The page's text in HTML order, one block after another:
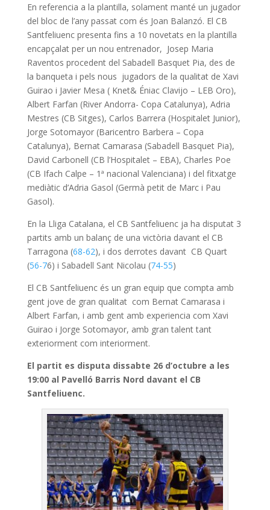
En referencia a la plantilla, solament manté un jugador
del bloc de l’any passat com és Joan Balanzó. El CB
Santfeliuenc presenta fins a 10 novetats en la plantilla
encapçalat per un nou entrenador, Josep Maria
Raventos procedent del Sabadell Basquet Pia, des de
la banqueta i pels nous jugadors de la qualitat de Xavi
Guirao i Javier Mesa ( Knet& Éniac Clavijo – LEB Oro),
Albert Farfan (River Andorra- Copa Catalunya), Adria
Mestres (CB Sitges), Carlos Barrera (Hospitalet Junior),
Jorge Sotomayor (Baricentro Barbera – Copa
Catalunya), Bernat Camarasa (Sabadell Basquet Pia),
David Carbonell (CB l’Hospitalet – EBA), Charles Poe
(CB Ifach Calpe – 1ª nacional Valenciana) i del fitxatge
mediàtic d’Adria Gasol (Germà petit de Marc i Pau
Gasol).
En la Lliga Catalana, el CB Santfeliuenc ja ha disputat 3
partits amb un balanç de una victòria davant el CB
Tarragona (68-62), i dos derrotes davant CB Quart
(56-76) i Sabadell Sant Nicolau (74-55)
El CB Santfeliuenc és un gran equip que compta amb
gent jove de gran qualitat com Bernat Camarasa i
Albert Farfan, i amb gent amb experiencia com Xavi
Guirao i Jorge Sotomayor, amb gran talent tant
exteriorment com interiorment.
El partit es disputa dissabte 26 d’octubre a les
19:00 al Pavelló Barris Nord davant el CB
Santfeliuenc.